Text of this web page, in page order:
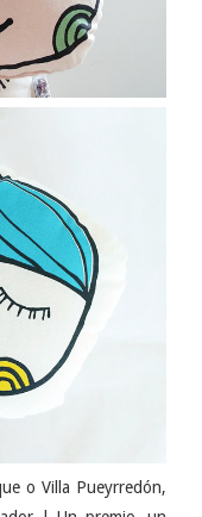
o Villa Pueyrredón,